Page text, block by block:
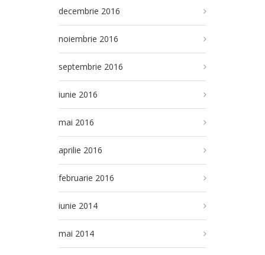
decembrie 2016
noiembrie 2016
septembrie 2016
iunie 2016
mai 2016
aprilie 2016
februarie 2016
iunie 2014
mai 2014